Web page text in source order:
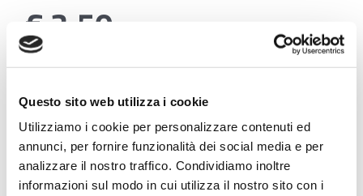
Questo sito web utilizza i cookie
Utilizziamo i cookie per personalizzare contenuti ed
annunci, per fornire funzionalità dei social media e per
analizzare il nostro traffico. Condividiamo inoltre
informazioni sul modo in cui utilizza il nostro sito con i
€ 3,50
pratica sportiva agonistica-Scienze Motorie-
ProfVasselli-Classe 2BLES- 15-04-21